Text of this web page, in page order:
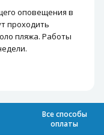
оповещения в
проходить
пляжа. Работы
Все способы
оплаты